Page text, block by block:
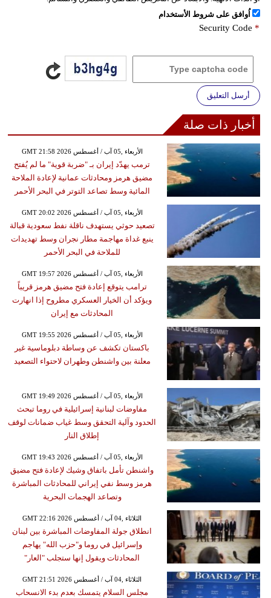
اُوافق على شروط الأستخدام
Security Code *
أرسل التعليق
أخبار ذات صلة
GMT 21:58 2026 الأربعاء ,05 آب / أغسطس
ترمب يهدّد إيران بـ "ضربة قوية" ما لم يُفتح
مضيق هرمز ومحادثات عمانية لإعادة الملاحة
المائية وسط تصاعد التوتر في البحر الأحمر
GMT 20:02 2026 الأربعاء ,05 آب / أغسطس
تصعيد حوثي يستهدف ناقلة نفط سعودية قبالة
ينبع غداة مهاجمة مطار نجران وسط تهديدات
للملاحة في البحر الأحمر
GMT 19:57 2026 الأربعاء ,05 آب / أغسطس
ترامب يتوقع إعادة فتح مضيق هرمز قريباً
ويؤكد أن الخيار العسكري مطروح إذا انهارت
المحادثات مع إيران
GMT 19:55 2026 الأربعاء ,05 آب / أغسطس
باكستان تكشف عن وساطة دبلوماسية غير
معلنة بين واشنطن وطهران لاحتواء التصعيد
GMT 19:49 2026 الأربعاء ,05 آب / أغسطس
مفاوضات لبنانية إسرائيلية في روما تبحث
الحدود وآلية التحقق وسط غياب ضمانات لوقف
إطلاق النار
GMT 19:43 2026 الأربعاء ,05 آب / أغسطس
واشنطن تأمل باتفاق وشيك لإعادة فتح مضيق
هرمز وسط نفي إيراني للمحادثات المباشرة
وتصاعد الهجمات البحرية
GMT 22:16 2026 الثلاثاء ,04 آب / أغسطس
انطلاق جولة المفاوضات المباشرة بين لبنان
وإسرائيل في روما و"حزب الله" يهاجم
المحادثات ويقول إنها ستجلب "العار"
GMT 21:51 2026 الثلاثاء ,04 آب / أغسطس
مجلس السلام يتمسك بعدم بدء الانسحاب